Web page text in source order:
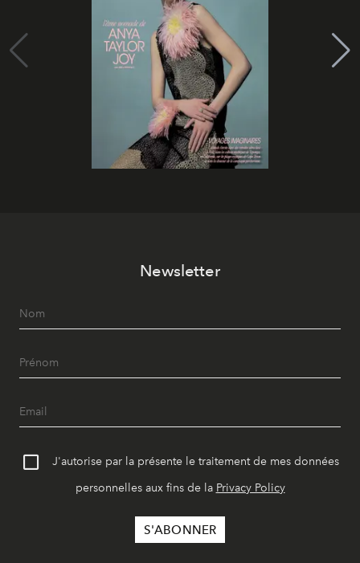
Newsletter
J'autorise par la présente le traitement de mes données
personnelles aux fins de la Privacy Policy